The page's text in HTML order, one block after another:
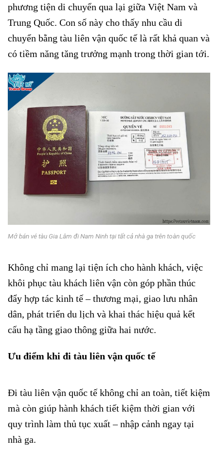
phương tiện di chuyển qua lại giữa Việt Nam và
Trung Quốc. Con số này cho thấy nhu cầu di
chuyển bằng tàu liên vận quốc tế là rất khả quan và
có tiềm năng tăng trưởng mạnh trong thời gian tới.
Mở bán vé tàu Gia Lâm đi Nam Ninh tại tất cả nhà ga trên toàn quốc
Không chỉ mang lại tiện ích cho hành khách, việc
khôi phục tàu khách liên vận còn góp phần thúc
đẩy hợp tác kinh tế – thương mại, giao lưu nhân
dân, phát triển du lịch và khai thác hiệu quả kết
cấu hạ tầng giao thông giữa hai nước.
Ưu điểm khi đi tàu liên vận quốc tế
Đi tàu liên vận quốc tế không chỉ an toàn, tiết kiệm
mà còn giúp hành khách tiết kiệm thời gian với
quy trình làm thủ tục xuất – nhập cảnh ngay tại
nhà ga.